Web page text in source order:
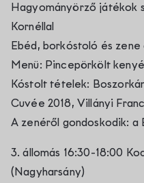
Hagyományörző játékok
Kornéllal
Ebéd, borkóstoló és zene
Menü: Pincepörkölt
Kóstolt tételek:
Cuvée 2018, Villányi
A zenéről gondoskodik: a
3. állomás 16:30-18:00
(Nagyharsány)